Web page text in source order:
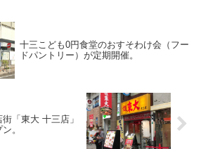
十三こども0円食堂のおすそわけ会（フー
ドパントリー）が定期開催。
「東大 十三店」
。